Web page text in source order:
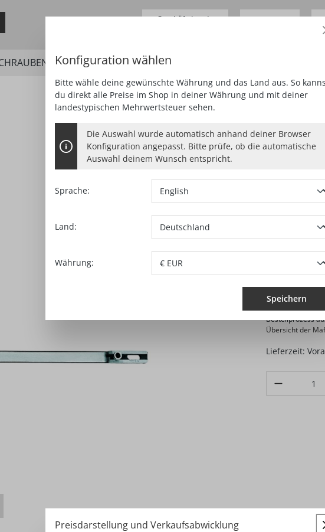
Geschäftskunde
SCHLEIFEN HOBELN
Artikel-Nr.:
Preise exkl.
Verkauf und
Bestellprozess
Übersicht der
Lieferzeit:
Preisdarstellung und Verkaufsabwicklung
Konfiguration wählen
Bitte wähle deine gewünschte Währung und das Land aus. So
du direkt alle Preise im Shop in deiner Währung und mit deiner
landestypischen Mehrwertsteuer sehen.
Die Auswahl wurde automatisch anhand deiner Browser
Konfiguration angepasst. Bitte prüfe, ob die automatische
Auswahl deinem Wunsch entspricht.
Sprache:
Land:
Währung:
Speichern